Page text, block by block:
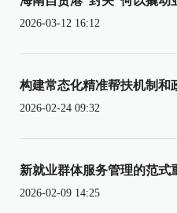
2026-03-12 16:12
构建常态化精准帮扶机制和
2026-02-24 09:32
新就业群体服务管理的范式
2026-02-09 14:25